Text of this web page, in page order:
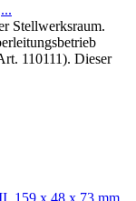
Stellwerksraum.
110111). Dieser